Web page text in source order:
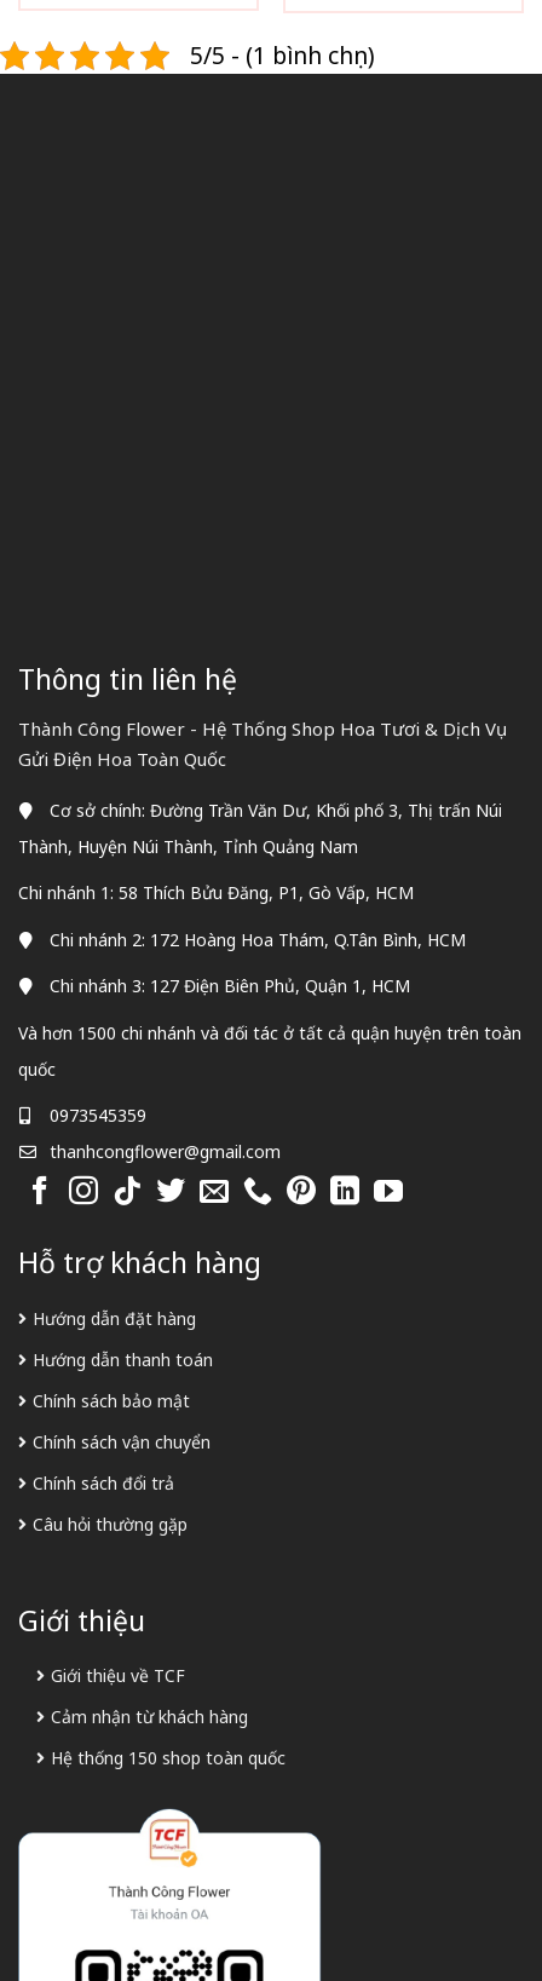
5/5 - (1 bình chọn)
Thông tin liên hệ
Thành Công Flower - Hệ Thống Shop Hoa Tươi & Dịch Vụ
Gửi Điện Hoa Toàn Quốc
Cơ sở chính: Đường Trần Văn Dư, Khối phố 3, Thị trấn Núi
Thành, Huyện Núi Thành, Tỉnh Quảng Nam
Chi nhánh 1: 58 Thích Bửu Đăng, P1, Gò Vấp, HCM
Chi nhánh 2: 172 Hoàng Hoa Thám, Q.Tân Bình, HCM
Chi nhánh 3: 127 Điện Biên Phủ, Quận 1, HCM
Và hơn 1500 chi nhánh và đối tác ở tất cả quận huyện trên toàn
quốc
0973545359
thanhcongflower@gmail.com
Hỗ trợ khách hàng
Hướng dẫn đặt hàng
Hướng dẫn thanh toán
Chính sách bảo mật
Chính sách vận chuyển
Chính sách đổi trả
Câu hỏi thường gặp
Giới thiệu
Giới thiệu về TCF
Cảm nhận từ khách hàng
Hệ thống 150 shop toàn quốc